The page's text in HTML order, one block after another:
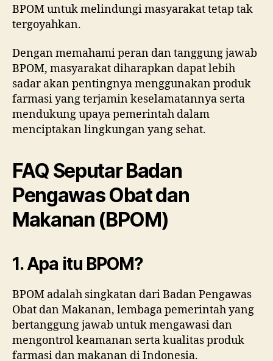
BPOM untuk melindungi masyarakat tetap tak
tergoyahkan.
Dengan memahami peran dan tanggung jawab
BPOM, masyarakat diharapkan dapat lebih
sadar akan pentingnya menggunakan produk
farmasi yang terjamin keselamatannya serta
mendukung upaya pemerintah dalam
menciptakan lingkungan yang sehat.
FAQ Seputar Badan
Pengawas Obat dan
Makanan (BPOM)
1. Apa itu BPOM?
BPOM adalah singkatan dari Badan Pengawas
Obat dan Makanan, lembaga pemerintah yang
bertanggung jawab untuk mengawasi dan
mengontrol keamanan serta kualitas produk
farmasi dan makanan di Indonesia.